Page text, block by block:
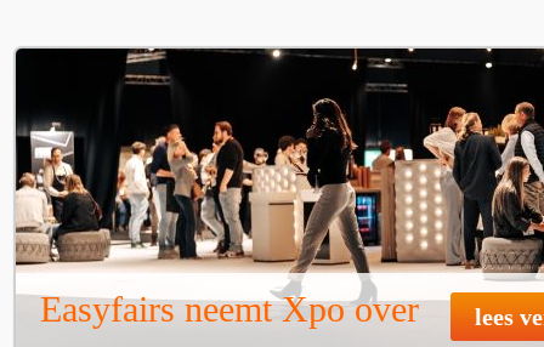
Easyfairs neemt Xpo over lees